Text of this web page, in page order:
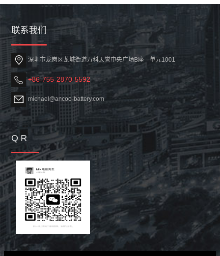
联系我们
深圳市龙岗区龙城街道万科天誉中央广场B座一单元1001
+86-755-2870-5592
michael@ancoo-battery.com
Q R